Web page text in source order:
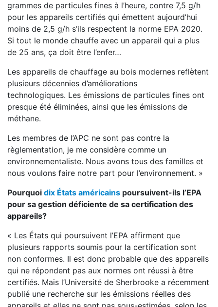
grammes de particules fines à l’heure, contre 7,5 g/h
pour les appareils certifiés qui émettent aujourd’hui
moins de 2,5 g/h s’ils respectent la norme EPA 2020.
Si tout le monde chauffe avec un appareil qui a plus
de 25 ans, ça doit être l’enfer…
Les appareils de chauffage au bois modernes reflètent
plusieurs décennies d’améliorations
technologiques. Les émissions de particules fines ont
presque été éliminées, ainsi que les émissions de
méthane.
Les membres de l’APC ne sont pas contre la
règlementation, je me considère comme un
environnementaliste. Nous avons tous des familles et
nous voulons faire notre part pour l’environnement. »
Pourquoi dix États américains poursuivent-ils l’EPA
pour sa gestion déficiente de sa certification des
appareils?
« Les États qui poursuivent l’EPA affirment que
plusieurs rapports soumis pour la certification sont
non conformes. Il est donc probable que des appareils
qui ne répondent pas aux normes ont réussi à être
certifiés. Mais l’Université de Sherbrooke a récemment
publié une recherche sur les émissions réelles des